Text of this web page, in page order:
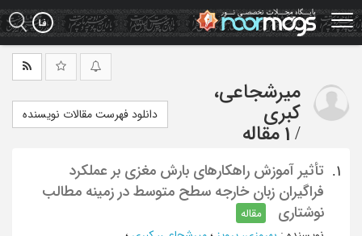
Skip
to
main
میرشجاعی،
کبری
/ 1 مقاله
دانلود فهرست مقالات نویسنده
1.
تأثیر آموزش راهکارهای بارش مغزی بر عملکرد
فراگیران زبان خارجه سطح متوسط در زمینه مطالب
نوشتاری
مقاله